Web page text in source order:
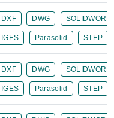
DXF DWG
IGES Parasolid STEP
DXF DWG
IGES Parasolid STEP